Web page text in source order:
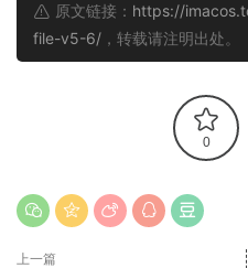
原文链接： https://
file-v5-6/ ，转载请注明出处。
0
上一篇